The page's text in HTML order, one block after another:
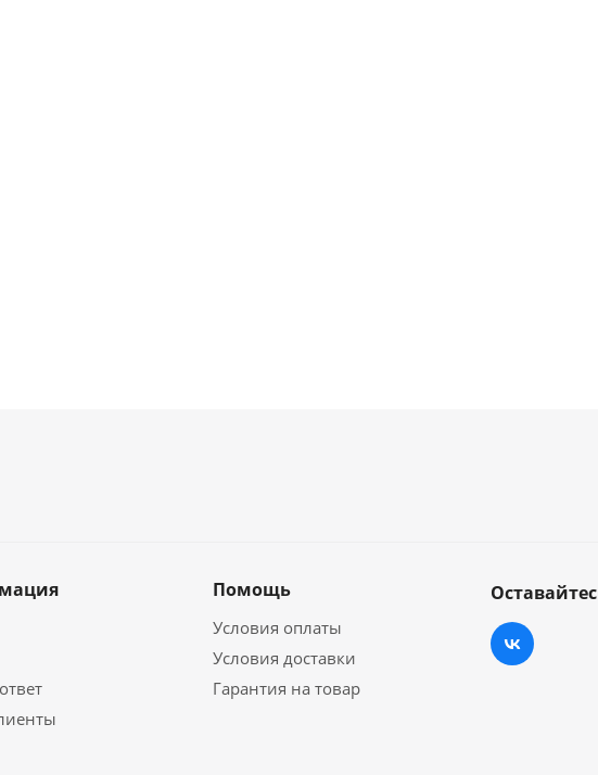
Помощь
Условия оплаты
Условия доставки
Гарантия на товар